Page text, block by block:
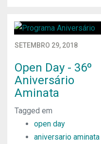
SETEMBRO 29, 2018
Open Day - 36º
Aniversário
Aminata
Tagged em
open day
aniversario aminata